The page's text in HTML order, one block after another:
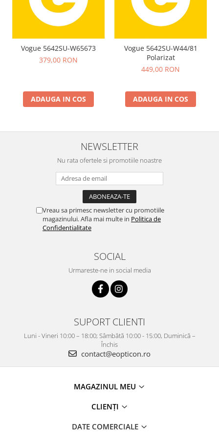
Vogue 5642SU-W65673
379,00 RON
ADAUGA IN COS
Vogue 5642SU-W44/81
Polarizat
449,00 RON
ADAUGA IN COS
NEWSLETTER
Nu rata ofertele si promotiile noastre
Vreau sa primesc newsletter cu promotiile
magazinului. Afla mai multe in Politica de
Confidentialitate
SOCIAL
Urmareste-ne in social media
SUPORT CLIENTI
Luni - Vineri 10:00 – 18:00; Sâmbătă 10:00 - 15:00, Duminică –
Închis
contact@eopticon.ro
MAGAZINUL MEU
CLIENȚI
DATE COMERCIALE